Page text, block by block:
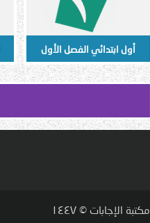
أول ابتدائي الفصل الأول
مكتبة الإجابات © ١٤٤٧